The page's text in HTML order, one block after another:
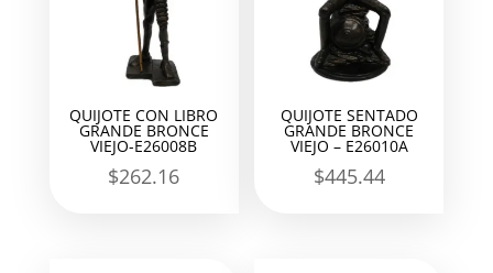
QUIJOTE CON LIBRO
GRANDE BRONCE
VIEJO-E26008B
$262.16
QUIJOTE SENTADO
GRANDE BRONCE
VIEJO – E26010A
$445.44